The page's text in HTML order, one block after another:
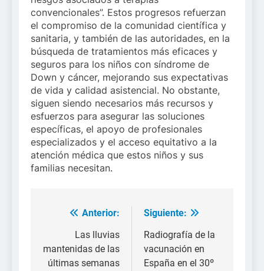
convencionales”. Estos progresos refuerzan
el compromiso de la comunidad científica y
sanitaria, y también de las autoridades, en la
búsqueda de tratamientos más eficaces y
seguros para los niños con síndrome de
Down y cáncer, mejorando sus expectativas
de vida y calidad asistencial. No obstante,
siguen siendo necesarios más recursos y
esfuerzos para asegurar las soluciones
específicas, el apoyo de profesionales
especializados y el acceso equitativo a la
atención médica que estos niños y sus
familias necesitan.
Navegación
entradas
Anterior:
Las lluvias
mantenidas de las
últimas semanas
Siguiente:
Radiografía de la
vacunación en
España en el 30º